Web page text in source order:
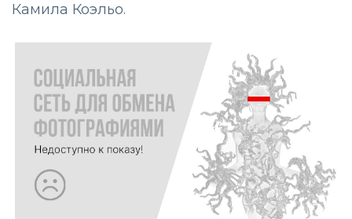
Камила Коэльо.